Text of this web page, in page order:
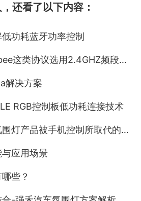
还看了以下内容：
功耗蓝牙功率控制
类协议选用2.4GHZ频段的原因
解决方案
RGB控制板低功耗连接技术
灯产品被手机控制所取代的原因
应用场景
些？